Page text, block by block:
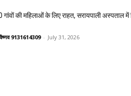
की महिलाओं के लिए राहत, सरायपाली अस्पताल में
9131614309 - July 31, 2026